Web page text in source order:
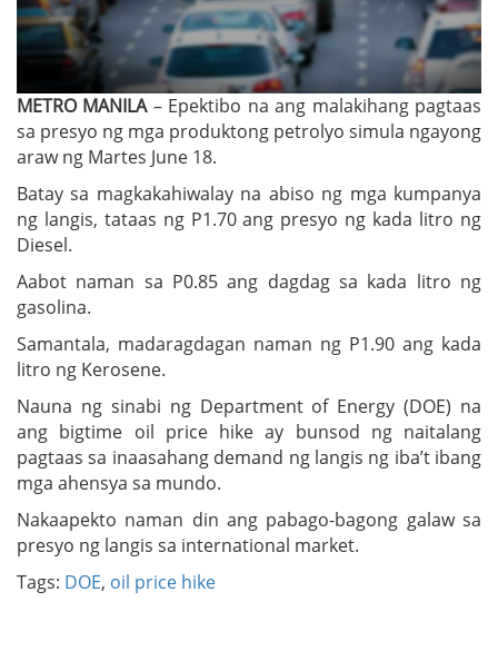
METRO MANILA – Epektibo na ang malakihang pagtaas
sa presyo ng mga produktong petrolyo simula ngayong
araw ng Martes June 18.
Batay sa magkakahiwalay na abiso ng mga kumpanya
ng langis, tataas ng P1.70 ang presyo ng kada litro ng
Diesel.
Aabot naman sa P0.85 ang dagdag sa kada litro ng
gasolina.
Samantala, madaragdagan naman ng P1.90 ang kada
litro ng Kerosene.
Nauna ng sinabi ng Department of Energy (DOE) na
ang bigtime oil price hike ay bunsod ng naitalang
pagtaas sa inaasahang demand ng langis ng iba’t ibang
mga ahensya sa mundo.
Nakaapekto naman din ang pabago-bagong galaw sa
presyo ng langis sa international market.
Tags: DOE, oil price hike